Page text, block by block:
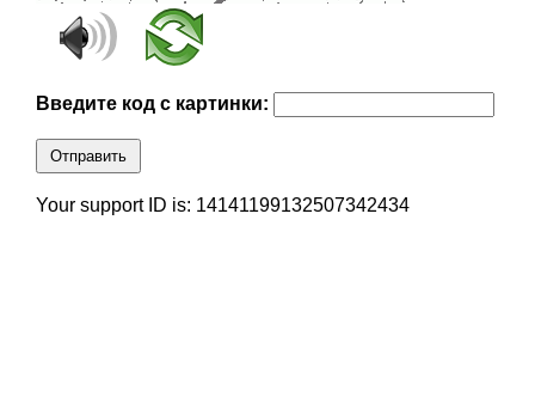
Введите код с картинки:
Отправить
Your support ID is: 14141199132507342434